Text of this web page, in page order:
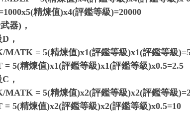
1000x5(精煉值)x4(評鑑等級)=20000
器)，
，
/MATK = 5(精煉值)x1(評鑑等級)x1(評鑑等級)=
= 5(精煉值)x1(評鑑等級)x1(評鑑等級)x0.5=2.5
C ，
/MATK = 5(精煉值)x2(評鑑等級)x2(評鑑等級)=
= 5(精煉值)x2(評鑑等級)x2(評鑑等級)x0.5=10